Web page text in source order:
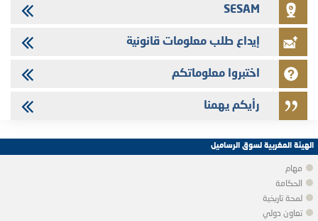
SESAM
إيداع طلب معلومات قانونية
اختبروا معلوماتكم
رأيكم يهمنا
الهيئة المغربية لسوق الرساميل
مهام
الحكامة
لمحة تاريخية
تعاون دولي